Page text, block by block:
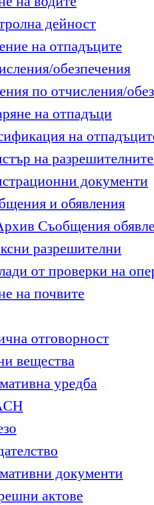
дейност
на отпадъците
обезпечения
по отчисления/
на отпадъци
на
на разрешителните
документи
и обявления
Съобщения
разрешителни
от проверки на
на почвите
отговорност
вещества
уредба
документи
актове